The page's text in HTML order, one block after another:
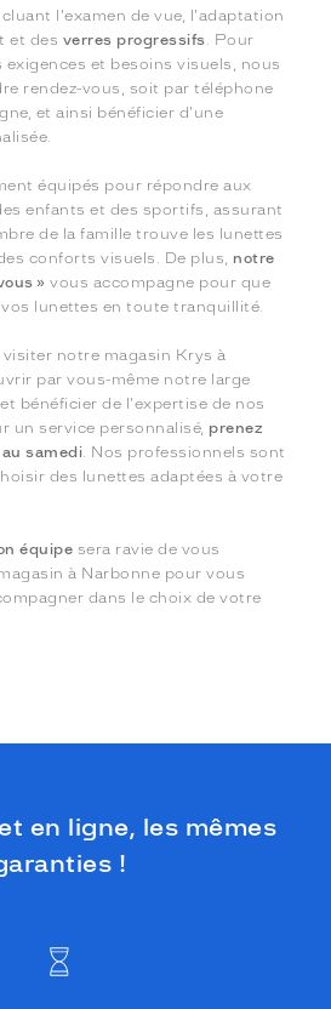
l'examen de vue, l'adaptation
et des verres progressifs. Pour
exigences et besoins visuels, nous
rendez-vous, soit par téléphone
et ainsi bénéficier d'une
équipés pour répondre aux
enfants et des sportifs, assurant
de la famille trouve les lunettes
conforts visuels. De plus, notre
» vous accompagne pour que
lunettes en toute tranquillité.
notre magasin Krys à
par vous-même notre large
bénéficier de l'expertise de nos
un service personnalisé, prenez
samedi. Nos professionnels sont
des lunettes adaptées à votre
équipe sera ravie de vous
à Narbonne pour vous
dans le choix de votre
en ligne, les mêmes
!